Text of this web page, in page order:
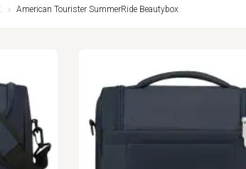
American Tourister SummerRide Beautybox